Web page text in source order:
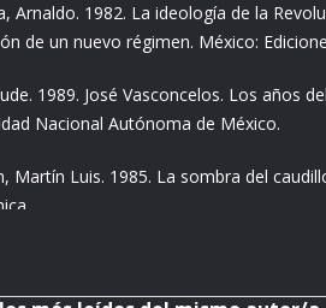
Arnaldo. 1982. La ideología de la
de un nuevo régimen. México:
1989. José Vasconcelos. Los años
Nacional Autónoma de México.
Martín Luis. 1985. La sombra del